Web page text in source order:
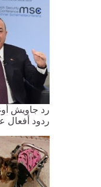
رد جاويش
ردود أفعال